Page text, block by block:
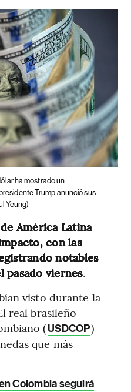
ha mostrado un
Trump anunció sus
Yeung)
América Latina
con las
notables
pasado viernes.
visto durante la
real brasileño
(USDCOP)
que más
Colombia seguirá